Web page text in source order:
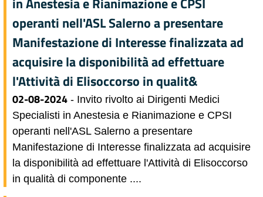
operanti nell'ASL Salerno a presentare
Manifestazione di Interesse finalizzata ad
acquisire la disponibilità ad effettuare
l'Attività di Elisoccorso in qualit&
02-08-2024 - Invito rivolto ai Dirigenti Medici
Specialisti in Anestesia e Rianimazione e CPSI
operanti nell'ASL Salerno a presentare
Manifestazione di Interesse finalizzata ad acquisire
la disponibilità ad effettuare l'Attività di Elisoccorso
in qualità di componente ....